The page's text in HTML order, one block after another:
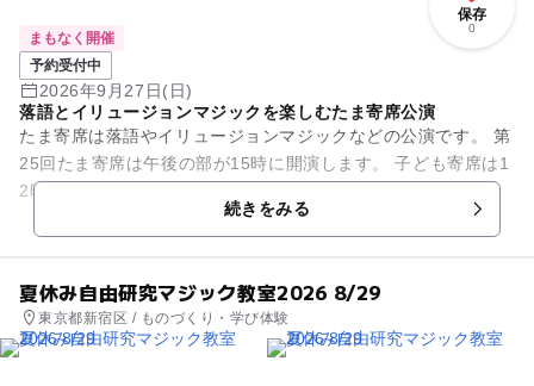
保存
0
まもなく開催
予約受付中
2026年9月27日(日)
落語とイリュージョンマジックを楽しむたま寄席公演
たま寄席は落語やイリュージョンマジックなどの公演です。 第
25回たま寄席は午後の部が15時に開演します。 子ども寄席は1
2時開演で低学年から大人まで楽しめます。 多彩な出演者によ
続きをみる
夏休み自由研究マジック教室2026 8/29
東京都新宿区 / ものづくり・学び体験